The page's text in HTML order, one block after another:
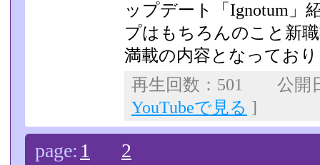
ップデート「Ignotum」
プはもちろんのこと新
満載の内容となってお
再生回数：501 公開
YouTubeで見る ]
page: 1 2